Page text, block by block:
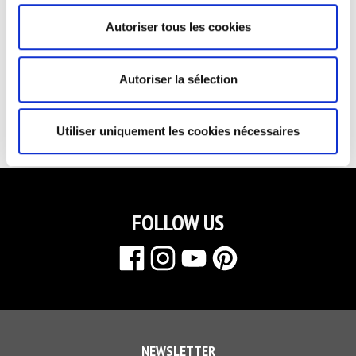
Autoriser tous les cookies
Autoriser la sélection
Utiliser uniquement les cookies nécessaires
SECURED PAYMENT QUICK DELIVERY
RETURNS & EXCHANGES NEED HELP?
FOLLOW US
NEWSLETTER